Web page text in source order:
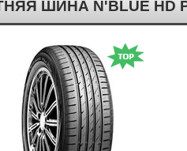
ШИНА N'BLUE HD